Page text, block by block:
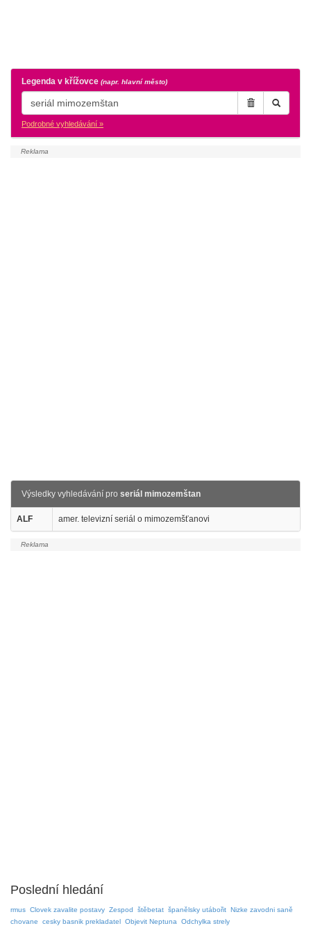
Legenda v křížovce (napr. hlavní město)
Podrobné vyhledávání »
Výsledky vyhledávání pro seriál mimozemštan
ALF amer. televizní seriál o mimozemšťanovi
Poslední hledání
rmus Clovek zavalite postavy Zespod štěbetat španělsky utábořit Nizke zavodni saně
chovane
cesky basnik prekladatel Objevit Neptuna Odchylka strely